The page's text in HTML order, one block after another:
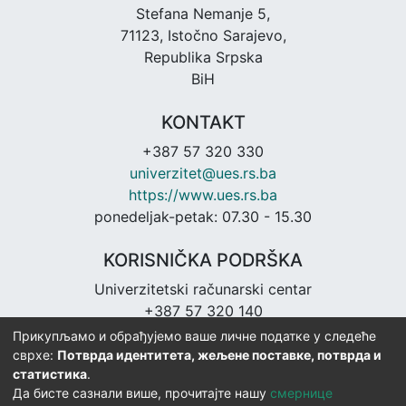
Stefana Nemanje 5,
71123, Istočno Sarajevo,
Republika Srpska
BiH
KONTAKT
+387 57 320 330
univerzitet@ues.rs.ba
https://www.ues.rs.ba
ponedeljak-petak: 07.30 - 15.30
KORISNIČKA PODRŠKA
Univerzitetski računarski centar
+387 57 320 140
urc@ues.rs.ba
https://urc.ues.rs.ba
Прикупљамо и обрађујемо ваше личне податке у следеће
сврхе: Потврда идентитета, жељене поставке, потврда и
статистика.
Да бисте сазнали више, прочитајте нашу смернице